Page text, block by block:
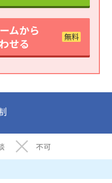
ムから
せる
不可